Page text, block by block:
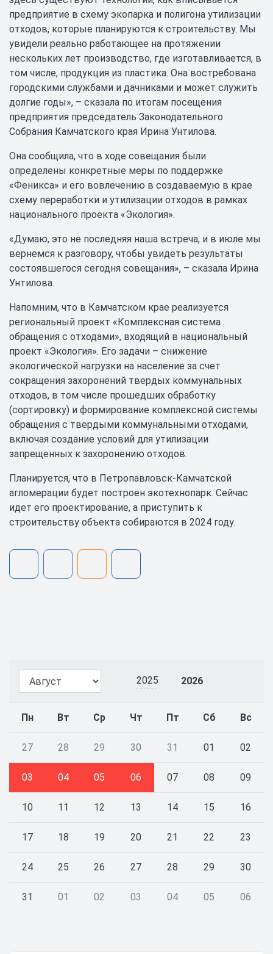
2025 2026
Пн Вт Ср Чт Пт Сб Вс
27 28 29 30 31 01 02
03 04 05 06 07 08 09
10 11 12 13 14 15 16
17 18 19 20 21 22 23
24 25 26 27 28 29 30
31 01 02 03 04 05 06
предприятие в схему экопарка и полигона утилизации
отходов, которые планируются к строительству. Мы
увидели реально работающее на протяжении
нескольких лет производство, где изготавливается, в
том числе, продукция из пластика. Она востребована
городскими службами и дачниками и может служить
долгие годы», – сказала по итогам посещения
предприятия председатель Законодательного
Собрания Камчатского края Ирина Унтилова.
Она сообщила, что в ходе совещания были
определены конкретные меры по поддержке
«Феникса» и его вовлечению в создаваемую в крае
схему переработки и утилизации отходов в рамках
национального проекта «Экология».
«Думаю, это не последняя наша встреча, и в июле мы
вернемся к разговору, чтобы увидеть результаты
состоявшегося сегодня совещания», – сказала Ирина
Унтилова.
Напомним, что в Камчатском крае реализуется
региональный проект «Комплексная система
обращения с отходами», входящий в национальный
проект «Экология». Его задачи – снижение
экологической нагрузки на население за счет
сокращения захоронений твердых коммунальных
отходов, в том числе прошедших обработку
(сортировку) и формирование комплексной системы
обращения с твердыми коммунальными отходами,
включая создание условий для утилизации
запрещенных к захоронению отходов.
Планируется, что в Петропавловск-Камчатской
агломерации будет построен экотехнопарк. Сейчас
идет его проектирование, а приступить к
строительству объекта собираются в 2024 году.